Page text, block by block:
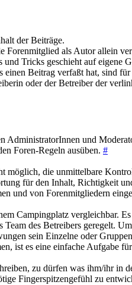
der Beiträge.
Forenmitglied als Autor allein
Tricks geschieht auf eigene
Beitrag verfaßt hat, sind
oder der Betreiber der
und
Foren-Regeln ausüben. #
die unmittelbare
für den Inhalt, Richtigkeit
und von Forenmitgliedern
Campingplatz vergleichbar.
des Betreibers geregelt.
sein Einzelne oder
ist es eine einfache
zu dürfen was ihm/ihr
Fingerspitzengefühl zu